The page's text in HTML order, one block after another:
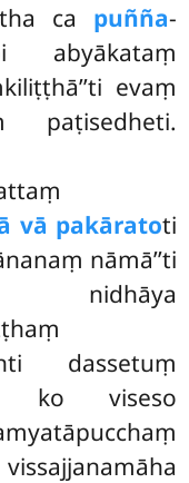
ca puñña-
abyākataṃ
evaṃ
paṭisedheti.
vā pakāratoti
nāmā’’ti
nidhāya
dassetuṃ
ko viseso